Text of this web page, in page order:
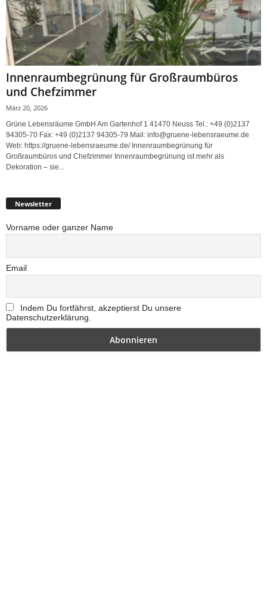
Innenraumbegrünung für Großraumbüros
und Chefzimmer
März 20, 2026
Grüne Lebensräume GmbH Am Gartenhof 1 41470 Neuss Tel.: +49 (0)2137
94305-70 Fax: +49 (0)2137 94305-79 Mail: info@gruene-lebensraeume.de
Web: https://gruene-lebensraeume.de/ Innenraumbegrünung für
Großraumbüros und Chefzimmer Innenraumbegrünung ist mehr als
Dekoration – sie...
Newsletter
Vorname oder ganzer Name
Email
Indem Du fortfährst, akzeptierst Du unsere
Datenschutzerklärung.